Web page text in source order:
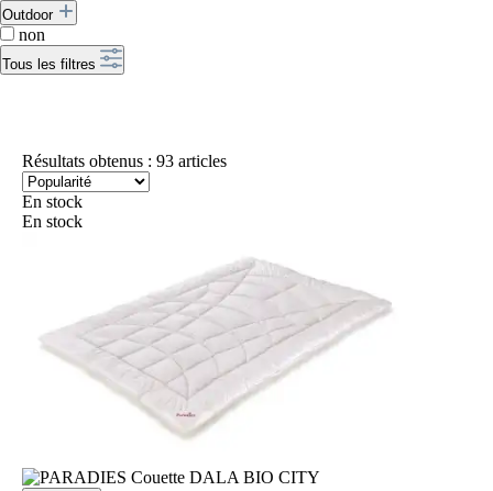
Outdoor
non
Tous les filtres
Résultats obtenus : 93 articles
En stock
En stock